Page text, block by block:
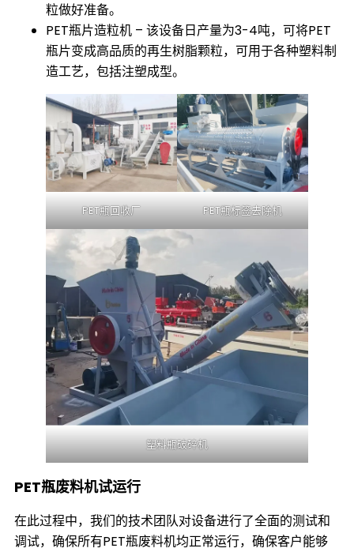
粒做好准备。
PET瓶片造粒机 – 该设备日产量为3-4吨，可将PET
瓶片变成高品质的再生树脂颗粒，可用于各种塑料制
造工艺，包括注塑成型。
PET瓶回收厂 PET瓶标签去除机
塑料瓶破碎机
PET瓶废料机试运行
在此过程中，我们的技术团队对设备进行了全面的测试和
调试，确保所有PET瓶废料机均正常运行，确保客户能够